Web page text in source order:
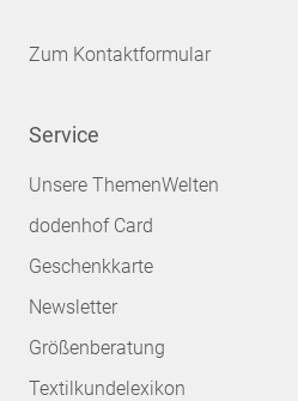
Zum Kontaktformular
Service
Unsere ThemenWelten
dodenhof Card
Geschenkkarte
Newsletter
Größenberatung
Textilkundelexikon